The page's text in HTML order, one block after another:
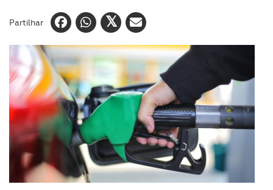
Partilhar